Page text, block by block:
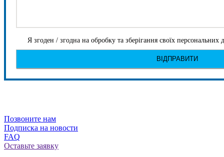
Я згоден / згодна на обробку та зберігання своїх персональних
Позвоните нам
Подписка на новости
FAQ
Оставьте заявку